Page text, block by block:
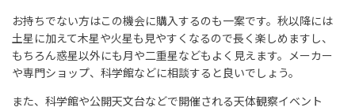
お持ちでない方はこの機会に購入するのも一案です。秋以降には
土星に加えて木星や火星も見やすくなるので長く楽しめますし、
もちろん惑星以外にも月や二重星などもよく見えます。メーカー
や専門ショップ、科学館などに相談すると良いでしょう。
また、科学館や公開天文台などで開催される天体観察イベント